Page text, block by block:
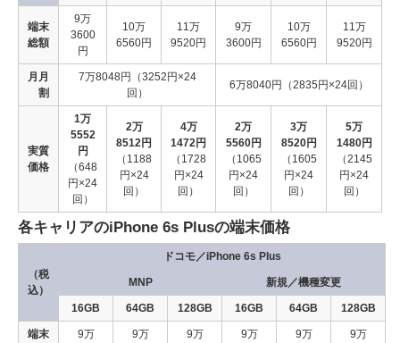
端末
総額
9万
3600
円
10万
6560円
11万
9520円
9万
3600円
10万
6560円
11万
9520円
月月
割
7万8048円（3252円×24
回）
6万8040円（2835円×24回）
実質
価格
1万
5552
円
（648
円×24
回）
2万
8512円
（1188
円×24
回）
4万
1472円
（1728
円×24
回）
2万
5560円
（1065
円×24
回）
3万
8520円
（1605
円×24
回）
5万
1480円
（2145
円×24
回）
各キャリアのiPhone 6s Plusの端末価格
（税
込）
ドコモ／iPhone 6s Plus
MNP 新規／機種変更
16GB 64GB 128GB 16GB 64GB 128GB
端末
9万
9万
9万
9万
9万
9万